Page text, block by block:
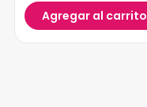
Agregar al carrito